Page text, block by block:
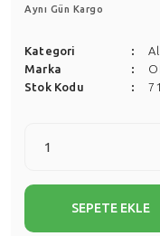
Aynı Gün Kargo
Kategori
Marka
Stok Kodu
SEPETE EKLE